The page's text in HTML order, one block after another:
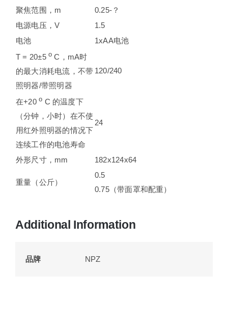
聚焦范围，m
0.25-？
电源电压，V
1.5
电池
1xAA电池
T = 20±5o C，mA时
的最大消耗电流，不带
照明器/带照明器
120/240
在+20o C 的温度下
（分钟，小时）在不使
用红外照明器的情况下
连续工作的电池寿命
24
外形尺寸，mm 182х124х64
重量（公斤）
0.5
0.75（带面罩和配重）
Additional Information
品牌 NPZ